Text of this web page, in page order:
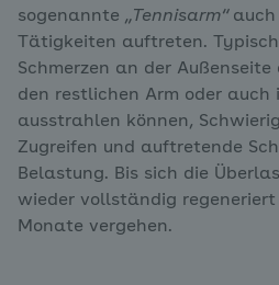
sogenannte „Tennisarm“
Tätigkeiten auftreten.
Schmerzen an der Außenseite
den restlichen Arm oder auch
ausstrahlen können,
Zugreifen und auftretende
Belastung. Bis sich die
wieder vollständig
Monate vergehen.